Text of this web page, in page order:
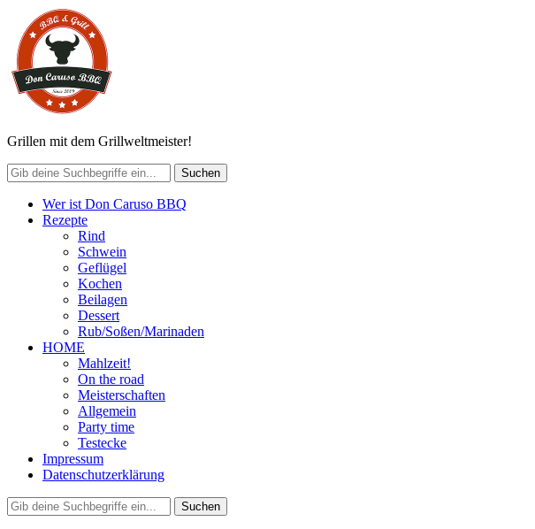
Grillen mit dem Grillweltmeister!
Wer ist Don Caruso BBQ
Rezepte
Rind
Schwein
Geflügel
Kochen
Beilagen
Dessert
Rub/Soßen/Marinaden
HOME
Mahlzeit!
On the road
Meisterschaften
Allgemein
Party time
Testecke
Impressum
Datenschutzerklärung